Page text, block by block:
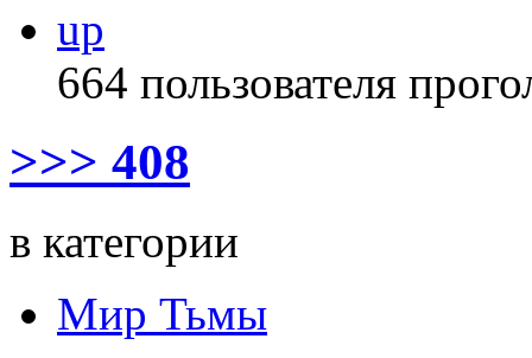
up
664 пользователя
>>> 408
в категории
Мир Тьмы